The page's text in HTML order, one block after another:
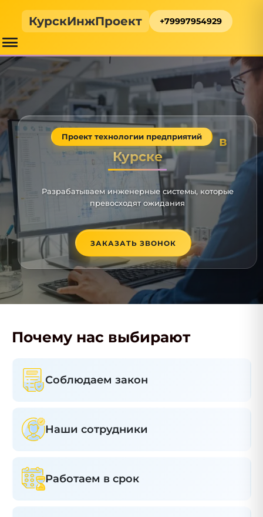
КурскИнжПроект +79997954929
Проект технологии предприятий
в
Курске
Разрабатываем инженерные системы, которые
превосходят ожидания
ЗАКАЗАТЬ ЗВОНОК
Почему нас выбирают
Соблюдаем закон
Наши сотрудники
Работаем в срок